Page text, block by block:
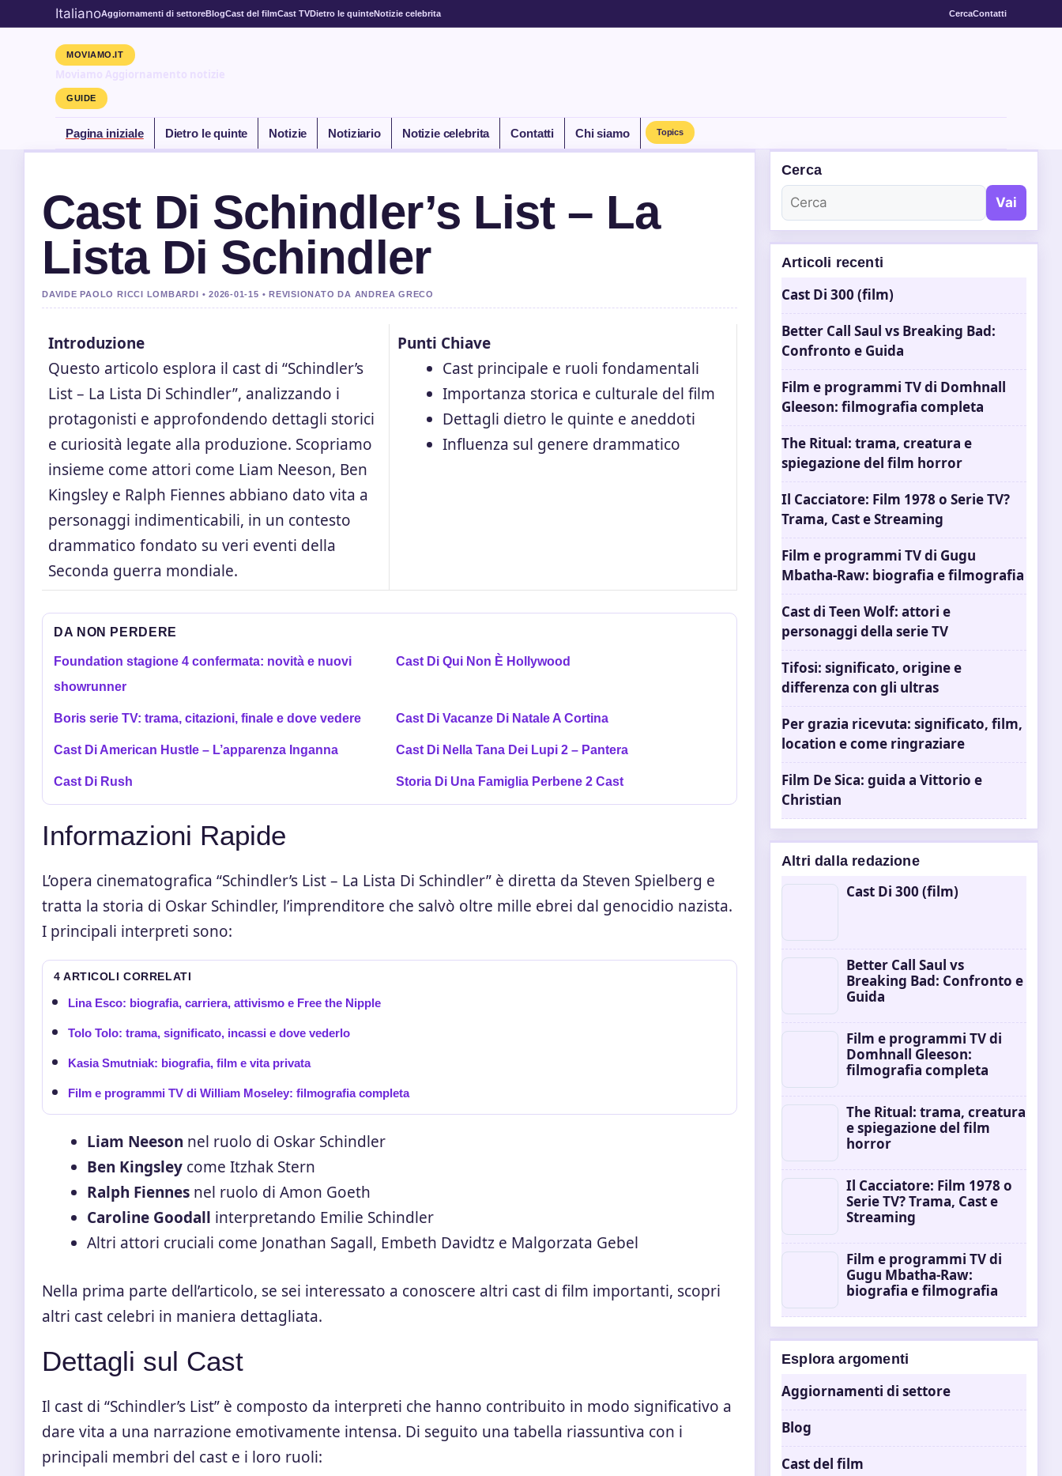
ItalianoAggiornamenti di settoreBlogCast del filmCast TVDietro le quinteNotizie celebrita CercaContatti
MOVIAMO.IT
Moviamo Aggiornamento notizie
GUIDE
Pagina iniziale Dietro le quinte Notizie Notiziario Notizie celebrita Contatti Chi siamo Topics
Cast Di Schindler’s List – La
Lista Di Schindler
DAVIDE PAOLO RICCI LOMBARDI • 2026-01-15 • REVISIONATO DA ANDREA GRECO
Introduzione
Questo articolo esplora il cast di “Schindler’s
List – La Lista Di Schindler”, analizzando i
protagonisti e approfondendo dettagli storici
e curiosità legate alla produzione. Scopriamo
insieme come attori come Liam Neeson, Ben
Kingsley e Ralph Fiennes abbiano dato vita a
personaggi indimenticabili, in un contesto
drammatico fondato su veri eventi della
Seconda guerra mondiale.
Punti Chiave
Cast principale e ruoli fondamentali
Importanza storica e culturale del film
Dettagli dietro le quinte e aneddoti
Influenza sul genere drammatico
DA NON PERDERE
Foundation stagione 4 confermata: novità e nuovi
showrunner
Cast Di Qui Non È Hollywood
Boris serie TV: trama, citazioni, finale e dove vedere Cast Di Vacanze Di Natale A Cortina
Cast Di American Hustle – L’apparenza Inganna Cast Di Nella Tana Dei Lupi 2 – Pantera
Cast Di Rush Storia Di Una Famiglia Perbene 2 Cast
Informazioni Rapide
L’opera cinematografica “Schindler’s List – La Lista Di Schindler” è diretta da Steven Spielberg e
tratta la storia di Oskar Schindler, l’imprenditore che salvò oltre mille ebrei dal genocidio nazista.
I principali interpreti sono:
4 ARTICOLI CORRELATI
Lina Esco: biografia, carriera, attivismo e Free the Nipple
Tolo Tolo: trama, significato, incassi e dove vederlo
Kasia Smutniak: biografia, film e vita privata
Film e programmi TV di William Moseley: filmografia completa
Liam Neeson nel ruolo di Oskar Schindler
Ben Kingsley come Itzhak Stern
Ralph Fiennes nel ruolo di Amon Goeth
Caroline Goodall interpretando Emilie Schindler
Altri attori cruciali come Jonathan Sagall, Embeth Davidtz e Malgorzata Gebel
Nella prima parte dell’articolo, se sei interessato a conoscere altri cast di film importanti, scopri
altri cast celebri in maniera dettagliata.
Dettagli sul Cast
Il cast di “Schindler’s List” è composto da interpreti che hanno contribuito in modo significativo a
dare vita a una narrazione emotivamente intensa. Di seguito una tabella riassuntiva con i
principali membri del cast e i loro ruoli:
Cerca
Vai
Articoli recenti
Cast Di 300 (film)
Better Call Saul vs Breaking Bad:
Confronto e Guida
Film e programmi TV di Domhnall
Gleeson: filmografia completa
The Ritual: trama, creatura e
spiegazione del film horror
Il Cacciatore: Film 1978 o Serie TV?
Trama, Cast e Streaming
Film e programmi TV di Gugu
Mbatha-Raw: biografia e filmografia
Cast di Teen Wolf: attori e
personaggi della serie TV
Tifosi: significato, origine e
differenza con gli ultras
Per grazia ricevuta: significato, film,
location e come ringraziare
Film De Sica: guida a Vittorio e
Christian
Altri dalla redazione
Cast Di 300 (film)
Better Call Saul vs
Breaking Bad: Confronto e
Guida
Film e programmi TV di
Domhnall Gleeson:
filmografia completa
The Ritual: trama, creatura
e spiegazione del film
horror
Il Cacciatore: Film 1978 o
Serie TV? Trama, Cast e
Streaming
Film e programmi TV di
Gugu Mbatha-Raw:
biografia e filmografia
Esplora argomenti
Aggiornamenti di settore
Blog
Cast del film